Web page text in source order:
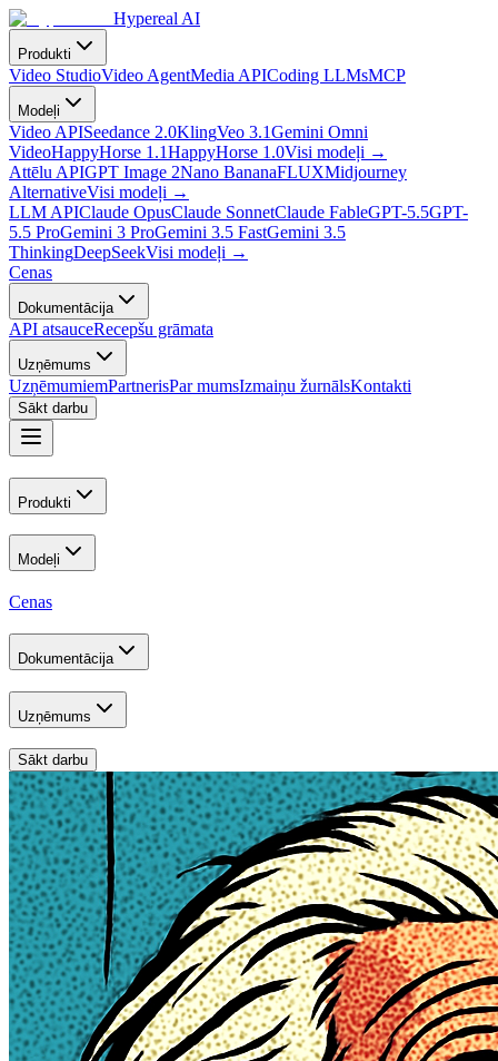
Hypereal AI
Produkti
Video StudioVideo AgentMedia APICoding LLMsMCP
Modeļi
Video APISeedance 2.0KlingVeo 3.1Gemini Omni
VideoHappyHorse 1.1HappyHorse 1.0Visi modeļi →
Attēlu APIGPT Image 2Nano BananaFLUXMidjourney
AlternativeVisi modeļi →
LLM APIClaude OpusClaude SonnetClaude FableGPT-5.5GPT-
5.5 ProGemini 3 ProGemini 3.5 FastGemini 3.5
ThinkingDeepSeekVisi modeļi →
Cenas
Dokumentācija
API atsauceRecepšu grāmata
Uzņēmums
UzņēmumiemPartnerisPar mumsIzmaiņu žurnālsKontakti
Sākt darbu
Produkti
Modeļi
Cenas
Dokumentācija
Uzņēmums
Sākt darbu